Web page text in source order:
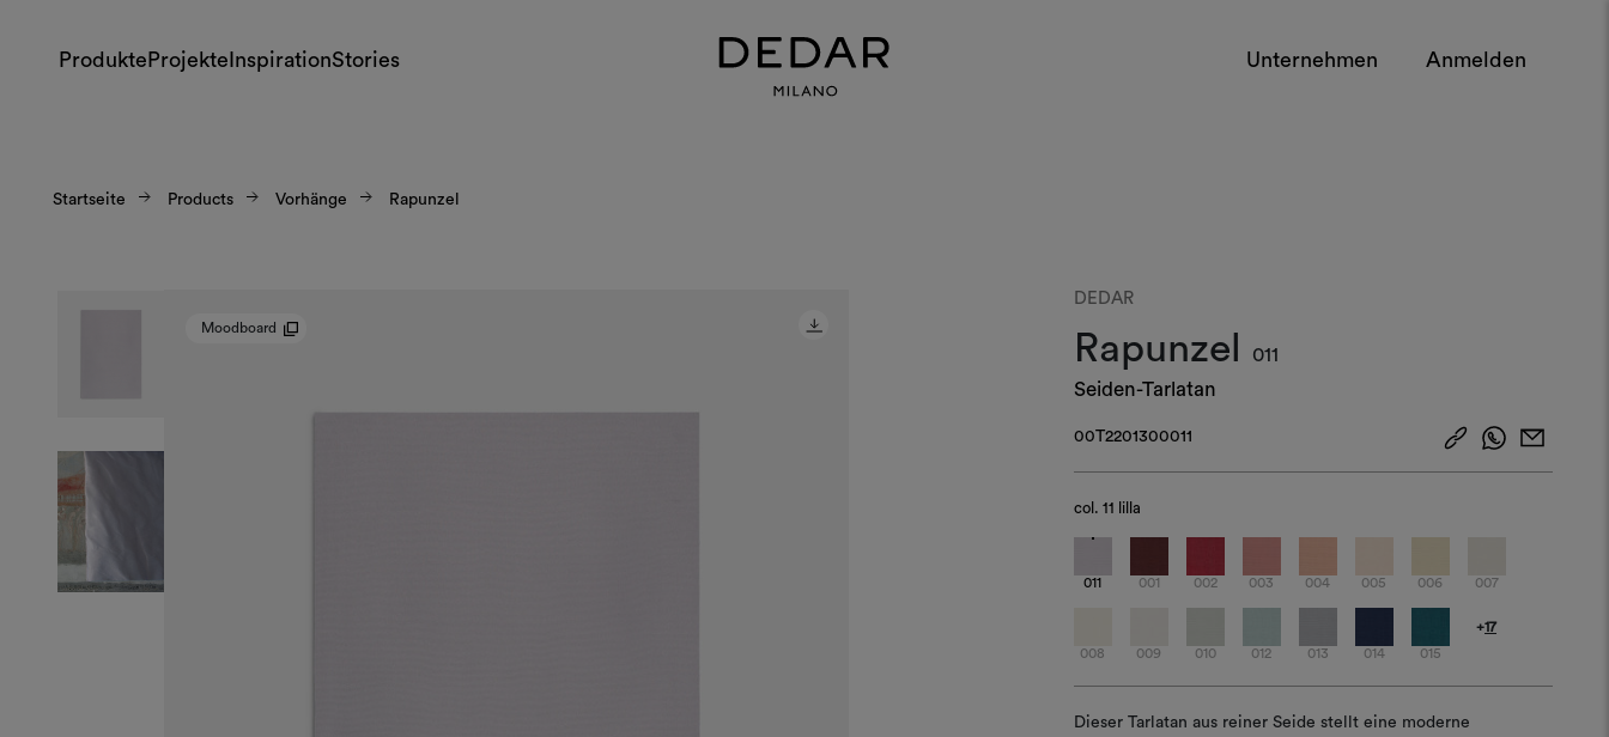
Produkte Projekte InspirationStories Unternehmen Anmelden
Startseite Products Vorhänge Rapunzel
Moodboard
DEDAR
Rapunzel
011
Seiden-Tarlatan
00T2201300011
col. 11 lilla
011 001 002 003 004 005 006 007
008 009 010 012 013 014 015
+17
Dieser Tarlatan aus reiner Seide stellt eine moderne